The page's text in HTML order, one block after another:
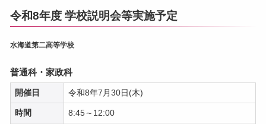
令和8年度 学校説明会等実施予定
水海道第二高等学校
普通科・家政科
開催日 令和8年7月30日(木)
時間 8:45～12:00